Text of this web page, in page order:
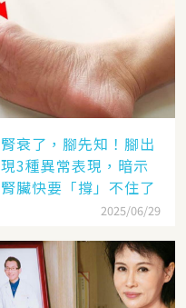
腎衰了，腳先知！腳出
現3種異常表現，暗示
腎臟快要「撐」不住了
2025/06/29